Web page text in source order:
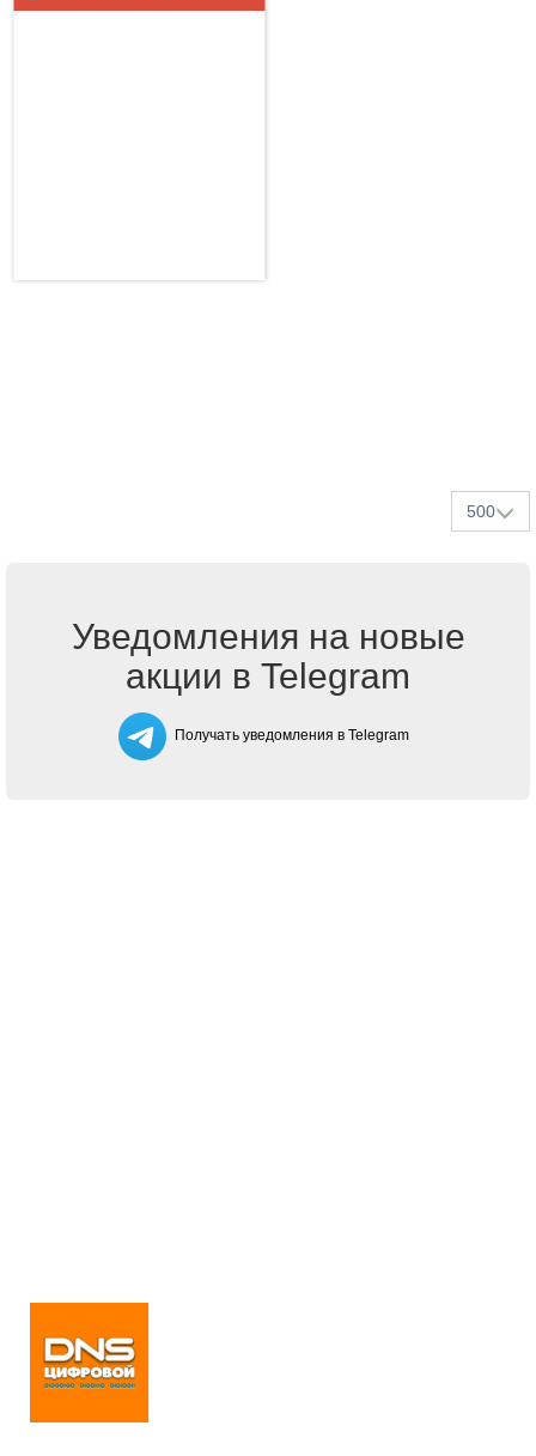
500
Уведомления на новые
акции в Telegram
Получать уведомления в Telegram